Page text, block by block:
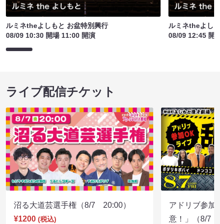
ルミネtheよしもと お盆特別興行
08/09 10:30 開場 11:00 開演
ルミネtheよし
08/09 12:45 開
ライブ配信チケット
沼る大道芸選手権（8/7 20:00）
¥1200 (税込)
アドリブ参加
意！」（8/7